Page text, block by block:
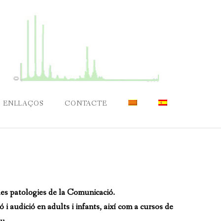
ENLLAÇOS CONTACTE
patologies de la Comunicació.
audició en adults i infants, així com a cursos de